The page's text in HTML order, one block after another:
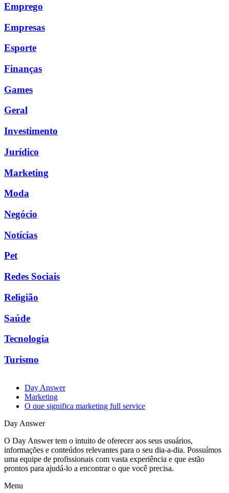
Emprego
Empresas
Esporte
Finanças
Games
Geral
Investimento
Jurídico
Marketing
Moda
Negócio
Notícias
Pet
Redes Sociais
Religião
Saúde
Tecnologia
Turismo
Day Answer
Marketing
O que significa marketing full service
Day Answer
O Day Answer tem o intuito de oferecer aos seus usuários,
informações e conteúdos relevantes para o seu dia-a-dia. Possuímos
uma equipe de profissionais com vasta experiência e que estão
prontos para ajudá-lo a encontrar o que você precisa.
Menu